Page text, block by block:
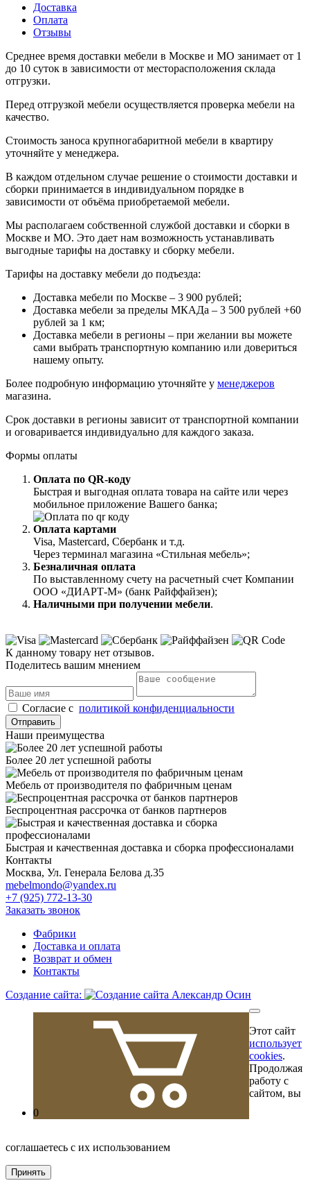
Доставка
Оплата
Отзывы
Среднее время доставки мебели в Москве и МО занимает от 1
до 10 суток в зависимости от месторасположения склада
отгрузки.
Перед отгрузкой мебели осуществляется проверка мебели на
качество.
Стоимость заноса крупногабаритной мебели в квартиру
уточняйте у менеджера.
В каждом отдельном случае решение о стоимости доставки и
сборки принимается в индивидуальном порядке в
зависимости от объёма приобретаемой мебели.
Мы располагаем собственной службой доставки и сборки в
Москве и МО. Это дает нам возможность устанавливать
выгодные тарифы на доставку и сборку мебели.
Тарифы на доставку мебели до подъезда:
Доставка мебели по Москве – 3 900 рублей;
Доставка мебели за пределы МКАДа – 3 500 рублей +60
рублей за 1 км;
Доставка мебели в регионы – при желании вы можете
сами выбрать транспортную компанию или довериться
нашему опыту.
Более подробную информацию уточняйте у менеджеров
магазина.
Срок доставки в регионы зависит от транспортной компании
и оговаривается индивидуально для каждого заказа.
Формы оплаты
Оплата по QR-коду
Быстрая и выгодная оплата товара на сайте или через
мобильное приложение Вашего банка;
Оплата картами
Visa, Mastercard, Сбербанк и т.д.
Через терминал магазина «Стильная мебель»;
Безналичная оплата
По выставленному счету на расчетный счет Компании
ООО «ДИАРТ-М» (банк Райффайзен);
Наличными при получении мебели.
К данному товару нет отзывов.
Поделитесь вашим мнением
Cогласие с политикой конфиденциальности
Отправить
Наши преимущества
Более 20 лет успешной работы
Мебель от производителя по фабричным ценам
Беспроцентная рассрочка от банков партнеров
Быстрая и качественная доставка и сборка профессионалами
Контакты
Москва, Ул. Генерала Белова д.35
mebelmondo@yandex.ru
+7 (925) 772-13-30
Заказать звонок
Фабрики
Доставка и оплата
Возврат и обмен
Контакты
Создание сайта:
0
Этот сайт
использует
cookies.
Продолжая
работу с
сайтом, вы
соглашаетесь с их использованием
Принять